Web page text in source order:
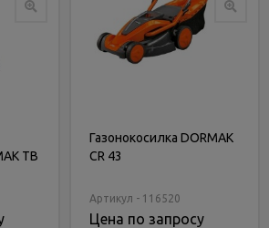
TB
Газонокосилка DORMAK
CR 43
Артикул - 116520
Цена по запросу